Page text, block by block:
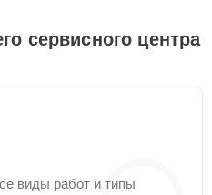
сервисного центра
виды работ и типы